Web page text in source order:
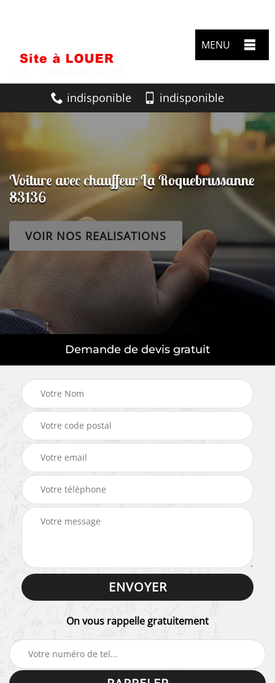
MENU
indisponible indisponible
Voiture avec chauffeur La Roquebrussanne
83136
VOIR NOS REALISATIONS
Demande de devis gratuit
On vous rappelle gratuitement